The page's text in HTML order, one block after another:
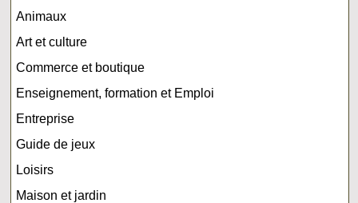
Animaux
Art et culture
Commerce et boutique
Enseignement, formation et Emploi
Entreprise
Guide de jeux
Loisirs
Maison et jardin